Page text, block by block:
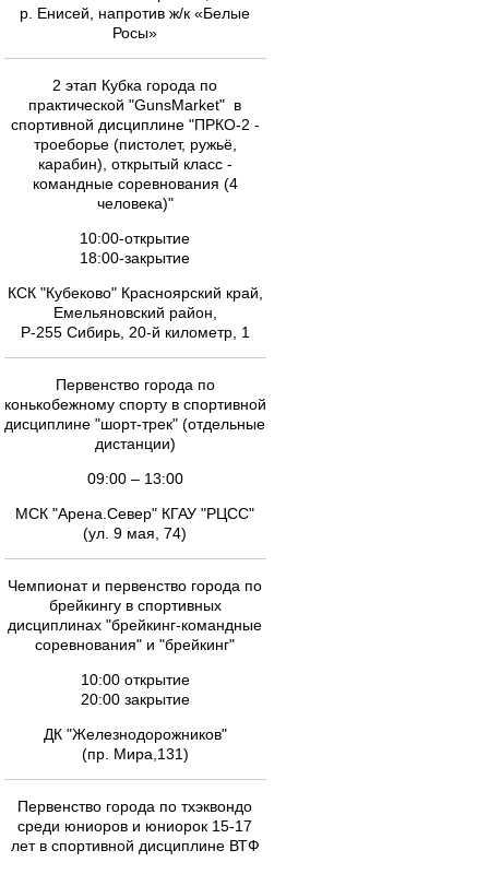
р. Енисей, напротив ж/к «Белые
Росы»
2 этап Кубка города по
практической "GunsMarket" в
спортивной дисциплине "ПРКО-2 -
троеборье (пистолет, ружьё,
карабин), открытый класс -
командные соревнования (4
человека)"
10:00-открытие
18:00-закрытие
КСК "Кубеково" Красноярский край,
Емельяновский район,
Р-255 Сибирь, 20-й километр, 1
Первенство города по
конькобежному спорту в спортивной
дисциплине "шорт-трек" (отдельные
дистанции)
09:00 – 13:00
МСК "Арена.Север" КГАУ "РЦСС"
(ул. 9 мая, 74)
Чемпионат и первенство города по
брейкингу в спортивных
дисциплинах "брейкинг-командные
соревнования" и "брейкинг"
10:00 открытие
20:00 закрытие
ДК "Железнодорожников"
(пр. Мира,131)
Первенство города по тхэквондо
среди юниоров и юниорок 15-17
лет в спортивной дисциплине ВТФ